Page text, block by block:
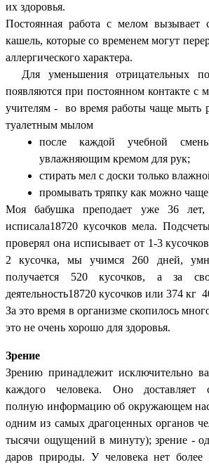
их здоровья.
Постоянная работа с мелом вызывает
кашель, которые со временем могут
аллергического характера.
Для уменьшения отрицательных
появляются при постоянном контакте с
учителям - во время работы чаще мыть
туалетным мылом
после каждой учебной
увлажняющим кремом для рук;
стирать мел с доски только
промывать тряпку как можно
Моя бабушка преподает уже 36
исписала18720 кусочков мела.
проверял она исписывает от 1-3
2 кусочка, мы учимся 260 дней,
получается 520 кусочков, а за
деятельность18720 кусочков или 374 кг
За это время в организме скопилось
это не очень хорошо для здоровья.
Зрение
Зрению принадлежит исключительно
каждого человека. Оно доставляет
полную информацию об окружающем нас
одним из самых драгоценных органов
тысячи ощущений в минуту); зрение -
даров природы. У человека нет более